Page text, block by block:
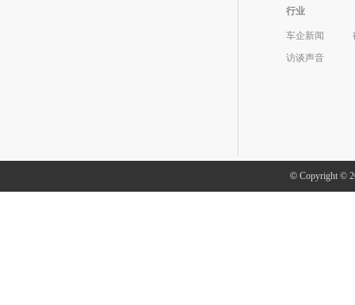
行业
车企新闻
访谈声音
©Copyright ©